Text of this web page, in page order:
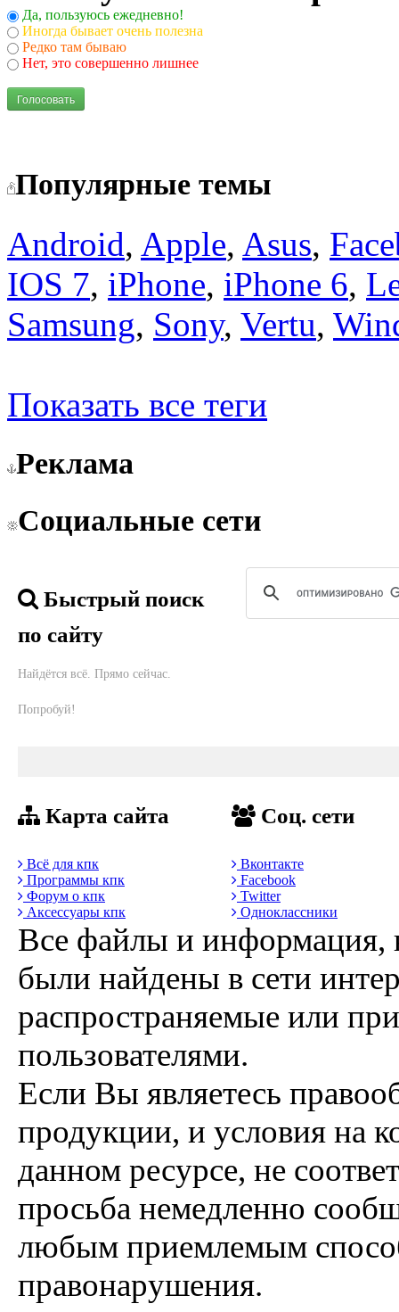
Да, пользуюсь ежедневно!
Иногда бывает очень полезна
Редко там бываю
Нет, это совершенно лишнее
Голосовать
Популярные темы
Android, Apple, Asus,
IOS 7, iPhone, iPhone 6,
Samsung, Sony, Vertu,
Показать все теги
Реклама
Социальные сети
Быстрый поиск
по сайту
Найдётся всё. Прямо сейчас.
Попробуй!
Карта сайта
Всё для кпк
Программы кпк
Форум о кпк
Аксессуары кпк
Соц. сети
Вконтакте
Facebook
Twitter
Одноклассники
Все файлы и информация,
были найдены в сети
распространяемые или
пользователями.
Если Вы являетесь
продукции, и условия на
данном ресурсе, не
просьба немедленно
любым приемлемым
правонарушения.